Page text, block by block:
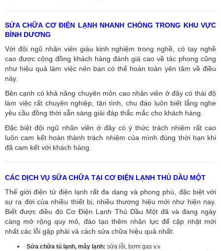
SỬA CHỮA CƠ ĐIỆN LẠNH NHANH CHÓNG TRONG KHU VỰC
BÌNH DƯƠNG
Với đội ngũ nhân viên giàu kinh nghiệm trong nghề, có tay nghề
cao được cộng đồng khách hàng đánh giá cao về tác phong cũng
như hiệu quả làm việc nên bạn có thể hoàn toàn yên tâm về điều
này.
Bên cạnh có khả năng chuyên môn cao nhân viên ở đây có thái độ
làm việc rất chuyên nghiệp, tận tình, chu đáo luôn biết lắng nghe
yêu cầu đồng thời sẵn sàng giải đáp thắc mắc cho khách hàng.
Đặc biệt đội ngũ nhân viên ở đây có ý thức trách nhiệm rất cao
luôn cam kết hoàn thành trách nhiệm của mình đúng thời hạn khi
đã cam kết với khách hàng.
CÁC DỊCH VỤ SỮA CHỮA TẠI CƠ ĐIỆN LẠNH THỦ DẦU MỘT
Thế giới điện tử điện lạnh rất đa dạng và phong phú, đặc biệt với
sự ra đời của nhiều thiết bị, nhiều thương hiệu mới như hiện nay.
Biết được điều đó Cơ Điện Lạnh Thủ Dầu Một đã và đang ngày
càng mở rộng quy mô, đào tạo thêm nhân lực để cập nhật mới
nhất các lỗi gặp phải và cách sửa chữa hiệu quả nhất:
Sửa chữa tủ lạnh, máy lạnh: sửa lỗi, bơm gas v.v